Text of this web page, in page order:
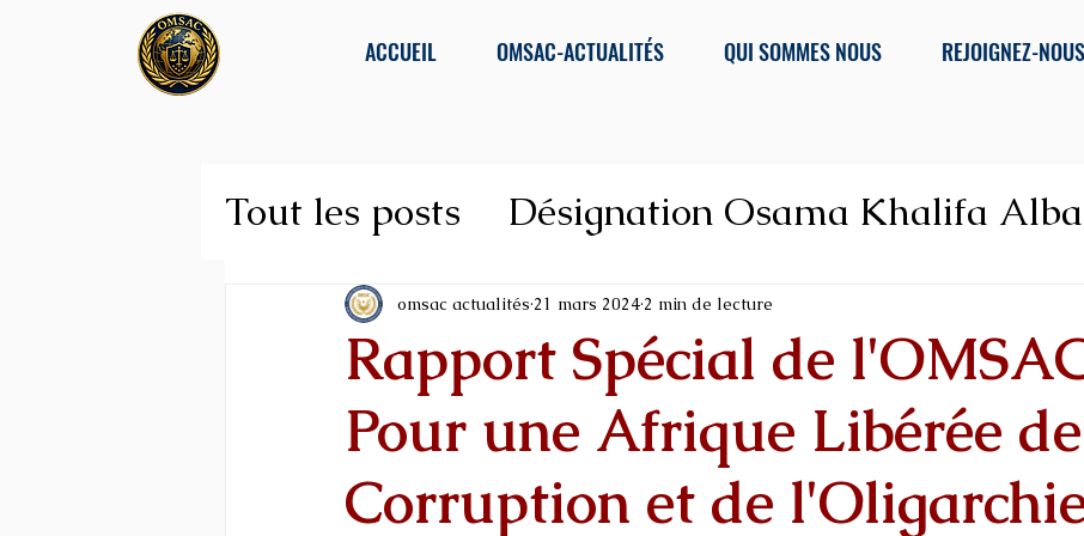
ACCUEIL OMSAC-ACTUALITÉS QUI SOMMES NOUS REJOIGNEZ-NOUS
Tout les posts
Désignation Osama Khalifa
Lutte contre la corruption, Organis
Rapport Spécial de
Pour une Afrique Libérée
Corruption et de
omsac actualités 21 mars 2024 2 min de lecture